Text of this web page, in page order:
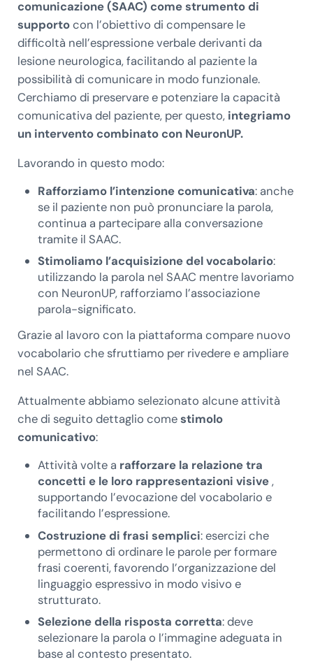
comunicazione (SAAC) come strumento di
supportocon l’obiettivo di compensare le
difficoltà nell’espressione verbale derivanti da
lesione neurologica, facilitando al paziente la
possibilità di comunicare in modo funzionale.
Cerchiamo di preservare e potenziare la capacità
comunicativa del paziente, per questo, integriamo
un intervento combinato con NeuronUP.
Lavorando in questo modo:
Rafforziamo l’intenzione comunicativa: anche
se il paziente non può pronunciare la parola,
continua a partecipare alla conversazione
tramite il SAAC.
Stimoliamo l’acquisizione del vocabolario:
utilizzando la parola nel SAAC mentre lavoriamo
con NeuronUP, rafforziamo l’associazione
parola-significato.
Grazie al lavoro con la piattaforma compare nuovo
vocabolario che sfruttiamo per rivedere e ampliare
nel SAAC.
Attualmente abbiamo selezionato alcune attività
che di seguito dettaglio comestimolo
comunicativo:
Attività volte a rafforzare la relazione tra
concetti e le loro rappresentazioni visive,
supportando l’evocazione del vocabolario e
facilitando l’espressione.
Costruzione di frasi semplici: esercizi che
permettono di ordinare le parole per formare
frasi coerenti, favorendo l’organizzazione del
linguaggio espressivo in modo visivo e
strutturato.
Selezione della risposta corretta: deve
selezionare la parola o l’immagine adeguata in
base al contesto presentato.